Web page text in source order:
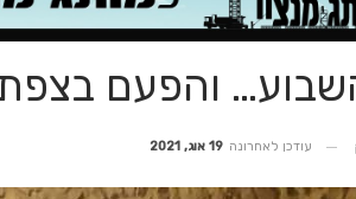
והפעם
עודכן לאחרונה 19 אוג, 2021